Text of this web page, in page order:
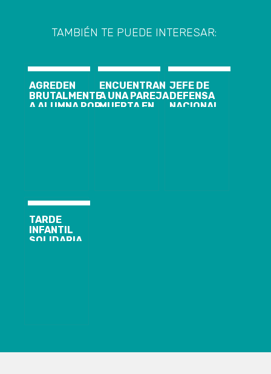
TAMBIÉN TE PUEDE INTERESAR:
AGREDEN
BRUTALMENTE
A ALUMNA POR
ENCUENTRAN
A UNA PAREJA
MUERTA EN
JEFE DE
DEFENSA
NACIONAL
TARDE
INFANTIL
SOLIDARIA